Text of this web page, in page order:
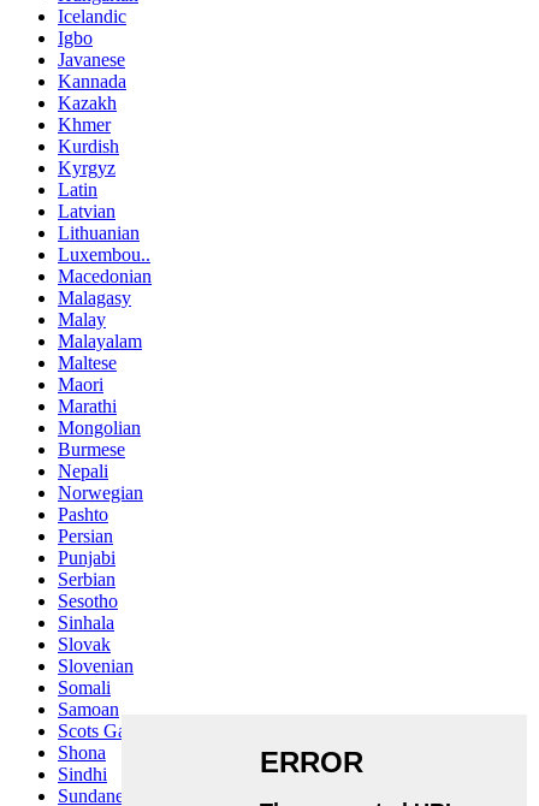
Icelandic
Igbo
Javanese
Kannada
Kazakh
Khmer
Kurdish
Kyrgyz
Latin
Latvian
Lithuanian
Luxembou..
Macedonian
Malagasy
Malay
Malayalam
Maltese
Maori
Marathi
Mongolian
Burmese
Nepali
Norwegian
Pashto
Persian
Punjabi
Serbian
Sesotho
Sinhala
Slovak
Slovenian
Somali
Samoan
Scots Gaelic
Shona
Sindhi
Sundanese